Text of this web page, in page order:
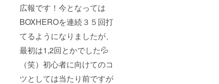
広報です！今となっては
BOXHEROを連続３５回打
てるようになりましたが、
最初は1,2回とかでした💦
（笑）初心者に向けてのコ
ツとしては当たり前ですが